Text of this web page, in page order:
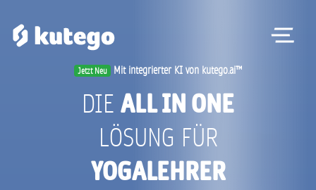
Jetzt Neu Mit integrierter KI von kutego.ai™
DIE ALL IN ONE
LÖSUNG FÜR
YOGALEHRER
YOGASCHULEN